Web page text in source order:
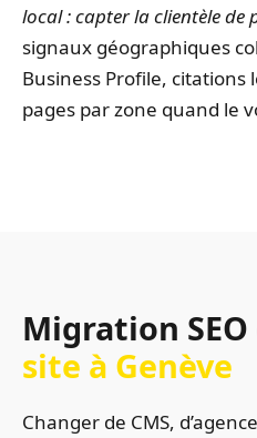
local : capter la clientèle de
signaux géographiques
Business Profile, citations
pages par zone quand le
Migration
site à Genève
Changer de CMS,